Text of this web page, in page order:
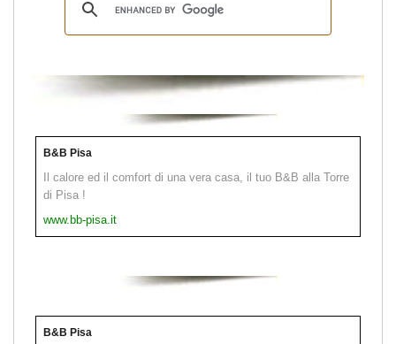
B&B Pisa
Il calore ed il comfort di una vera casa, il tuo B&B alla Torre
di Pisa !
www.bb-pisa.it
B&B Pisa